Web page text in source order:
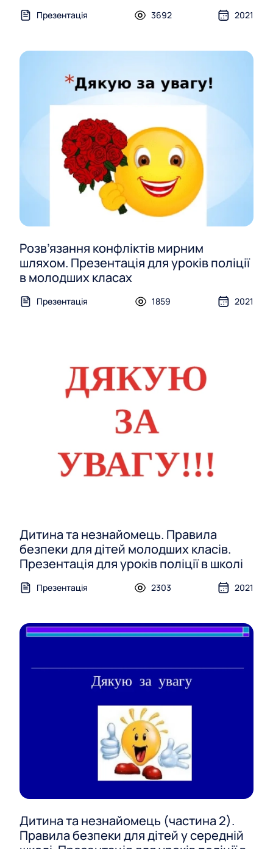
Презентація 3692 2021
Розв’язання конфліктів мирним
шляхом. Презентація для уроків поліції
в молодших класах
Презентація 1859 2021
Дитина та незнайомець. Правила
безпеки для дітей молодших класів.
Презентація для уроків поліції в школі
Презентація 2303 2021
Дитина та незнайомець (частина 2).
Правила безпеки для дітей у середній